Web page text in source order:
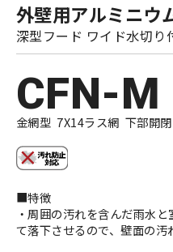
外壁用アルミニウ
深型フード ワイド水切り
CFN-M
金網型 7X14ラス網 下部開
■特徴
・周囲の汚れを含んだ雨水
て落下させるので、壁面の汚